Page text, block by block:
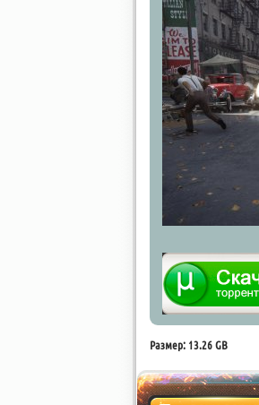
Размер: 13.26 GB